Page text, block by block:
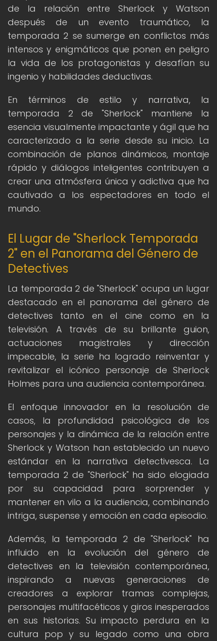
de la relación entre Sherlock y Watson
después de un evento traumático, la
temporada 2 se sumerge en conflictos más
intensos y enigmáticos que ponen en peligro
la vida de los protagonistas y desafían su
ingenio y habilidades deductivas.
En términos de estilo y narrativa, la
temporada 2 de "Sherlock" mantiene la
esencia visualmente impactante y ágil que ha
caracterizado a la serie desde su inicio. La
combinación de planos dinámicos, montaje
rápido y diálogos inteligentes contribuyen a
crear una atmósfera única y adictiva que ha
cautivado a los espectadores en todo el
mundo.
El Lugar de "Sherlock Temporada
2" en el Panorama del Género de
Detectives
La temporada 2 de "Sherlock" ocupa un lugar
destacado en el panorama del género de
detectives tanto en el cine como en la
televisión. A través de su brillante guion,
actuaciones magistrales y dirección
impecable, la serie ha logrado reinventar y
revitalizar el icónico personaje de Sherlock
Holmes para una audiencia contemporánea.
El enfoque innovador en la resolución de
casos, la profundidad psicológica de los
personajes y la dinámica de la relación entre
Sherlock y Watson han establecido un nuevo
estándar en la narrativa detectivesca. La
temporada 2 de "Sherlock" ha sido elogiada
por su capacidad para sorprender y
mantener en vilo a la audiencia, combinando
intriga, suspense y emoción en cada episodio.
Además, la temporada 2 de "Sherlock" ha
influido en la evolución del género de
detectives en la televisión contemporánea,
inspirando a nuevas generaciones de
creadores a explorar tramas complejas,
personajes multifacéticos y giros inesperados
en sus historias. Su impacto perdura en la
cultura pop y su legado como una obra